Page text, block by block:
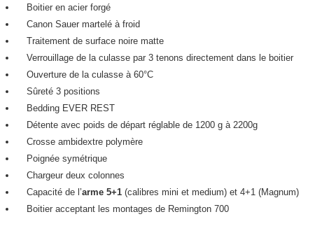
Boitier en acier forgé
Canon Sauer martelé à froid
Traitement de surface noire matte
Verrouillage de la culasse par 3 tenons directement dans le boitier
Ouverture de la culasse à 60°C
Sûreté 3 positions
Bedding EVER REST
Détente avec poids de départ réglable de 1200 g à 2200g
Crosse ambidextre polymère
Poignée symétrique
Chargeur deux colonnes
Capacité de l’arme 5+1(calibres mini et medium) et 4+1 (Magnum)
Boitier acceptant les montages de Remington 700